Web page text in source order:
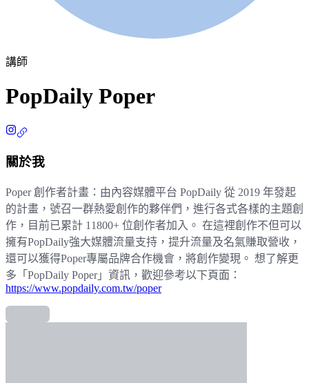
講師
PopDaily Poper
關於我
Poper 創作者計畫：由內容媒體平台 PopDaily 從 2019 年發起
的計畫，號召一群熱愛創作的夥伴們，進行各式各樣的主題創
作，目前已累計 11800+ 位創作者加入。 在這裡創作不但可以
擁有PopDaily強大媒體流量支持，提升流量及名氣賺取營收，
還可以獲得Poper專屬品牌合作機會，將創作變現。 想了解更
多「PopDaily Poper」資訊，歡迎參考以下頁面：
https://www.popdaily.com.tw/poper